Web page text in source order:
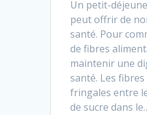
Un petit-
peut offrir de
santé. Pour
de fibres
maintenir une
santé. Les
fringales entre
de sucre dans